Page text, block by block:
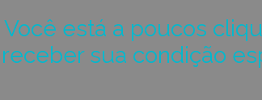
Você está a poucos
receber sua condição